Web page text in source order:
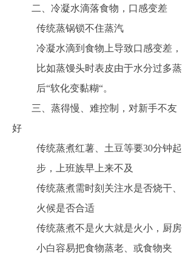
二、冷凝水滴落食物，口感变差
传统蒸锅锁不住蒸汽
冷凝水滴到食物上导致口感变差，
比如蒸馒头时表皮由于水分过多蒸
后“软化变黏糊“。
三、蒸得慢、难控制，对新手不友
好
传统蒸煮红薯、土豆等要30分钟起
步，上班族早上来不及
传统蒸煮需时刻关注水是否烧干、
火候是否合适
传统蒸煮不是火大就是火小，厨房
小白容易把食物蒸老、或食物夹